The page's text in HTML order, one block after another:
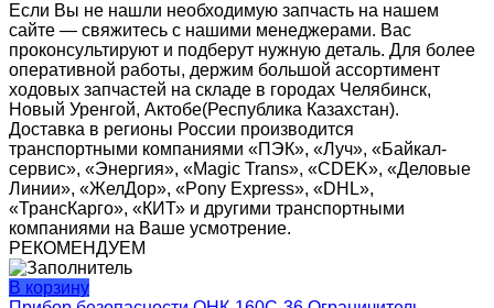
Если Вы не нашли необходимую запчасть на нашем
сайте — свяжитесь с нашими менеджерами. Вас
проконсультируют и подберут нужную деталь. Для более
оперативной работы, держим большой ассортимент
ходовых запчастей на складе в городах Челябинск,
Новый Уренгой, Актобе(Республика Казахстан).
Доставка в регионы России производится
транспортными компаниями «ПЭК», «Луч», «Байкал-
сервис», «Энергия», «Magic Trans», «CDEK», «Деловые
Линии», «ЖелДор», «Pony Express», «DHL»,
«ТрансКарго», «КИТ» и другими транспортными
компаниями на Ваше усмотрение.
РЕКОМЕНДУЕМ
В корзину